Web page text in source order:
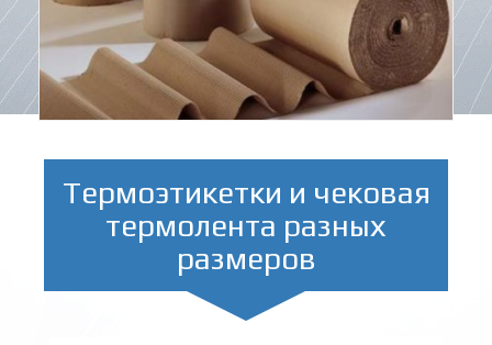
Термоэтикетки и чековая
термолента разных
размеров